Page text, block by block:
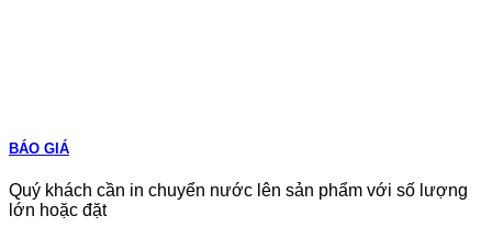
BÁO GIÁ
Quý khách cần in chuyển nước lên sản phẩm với số lượng
lớn hoặc đặt